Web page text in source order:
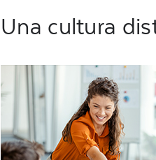
Una cultura